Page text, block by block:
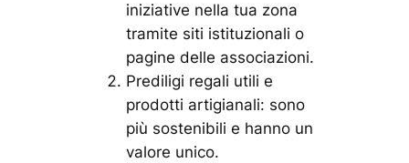
iniziative nella tua zona
tramite siti istituzionali o
pagine delle associazioni.
Prediligi regali utili e
prodotti artigianali: sono
più sostenibili e hanno un
valore unico.